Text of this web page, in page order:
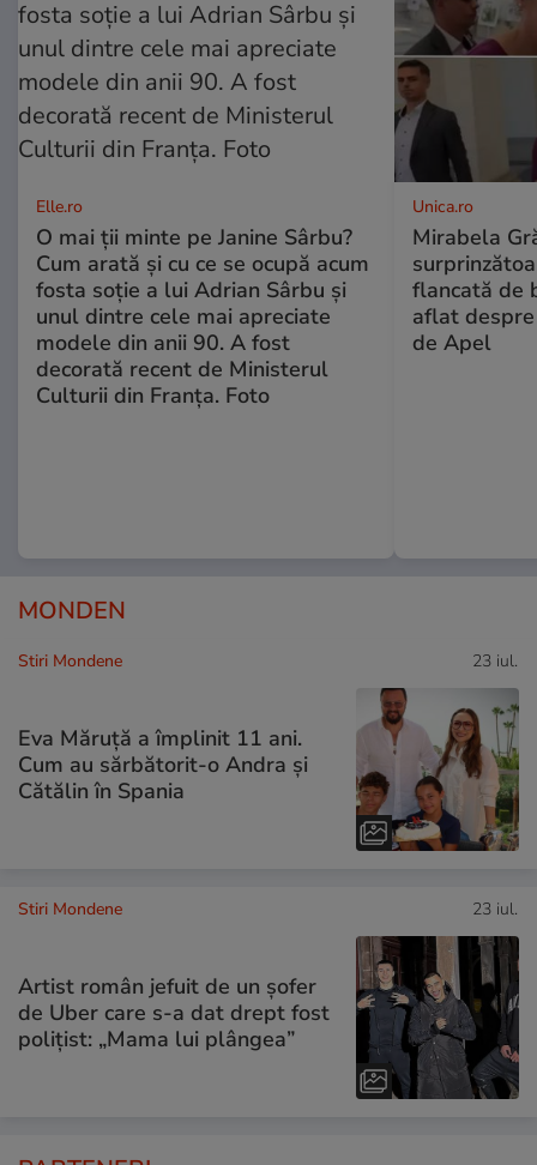
Elle.ro
O mai ții minte pe Janine Sârbu?
Cum arată și cu ce se ocupă acum
fosta soție a lui Adrian Sârbu și
unul dintre cele mai apreciate
modele din anii 90. A fost
decorată recent de Ministerul
Culturii din Franța. Foto
Unica.ro
Mirabela
flancată de
aflat
de Apel
MONDEN
Stiri Mondene 23 iul.
Eva Măruță a împlinit 11 ani.
Cum au sărbătorit-o Andra și
Cătălin în Spania
Stiri Mondene 23 iul.
Artist român jefuit de un șofer
de Uber care s-a dat drept fost
polițist: „Mama lui plângea”